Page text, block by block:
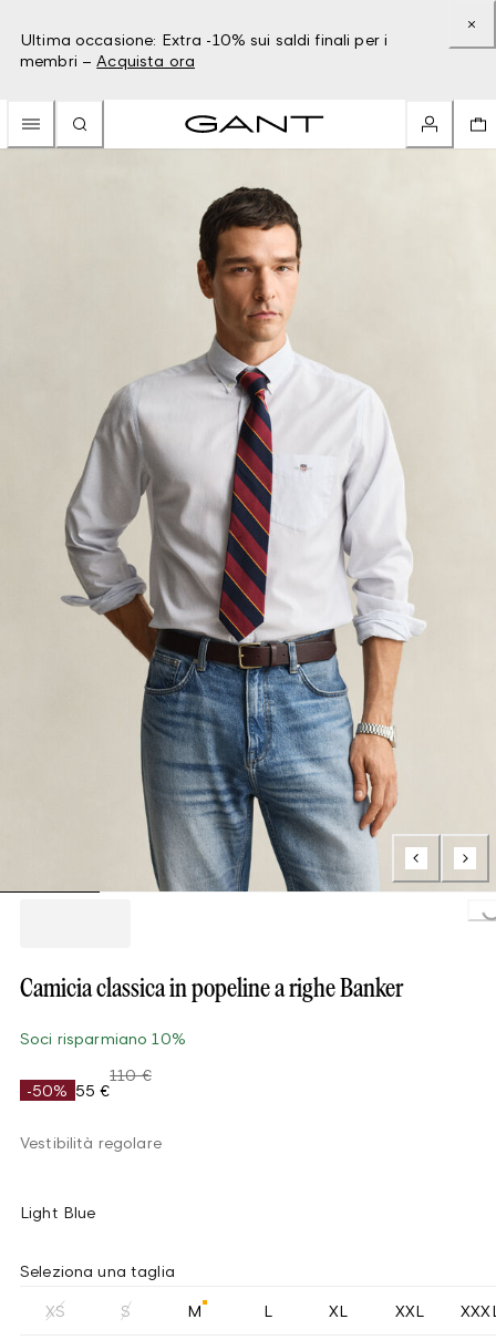
Ultima occasione: Extra -10% sui saldi finali per i
membri – Acquista ora
Loading...
Camicia classica in popeline a righe Banker
Soci risparmiano 10%
-50% 55 €
110 €
Vestibilità regolare
Light Blue
Seleziona una taglia
XS S M L XL XXL